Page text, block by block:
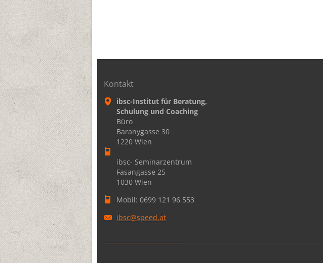
Kontakt
ibsc-Institut für Beratung,
Schulung und Coaching
Büro
Baranygasse 30
1220 Wien
ibsc- Seminarzentrum
Fasangasse 25
1030 Wien
Mobil: 0699 121 96 553
ibsc@speed.at